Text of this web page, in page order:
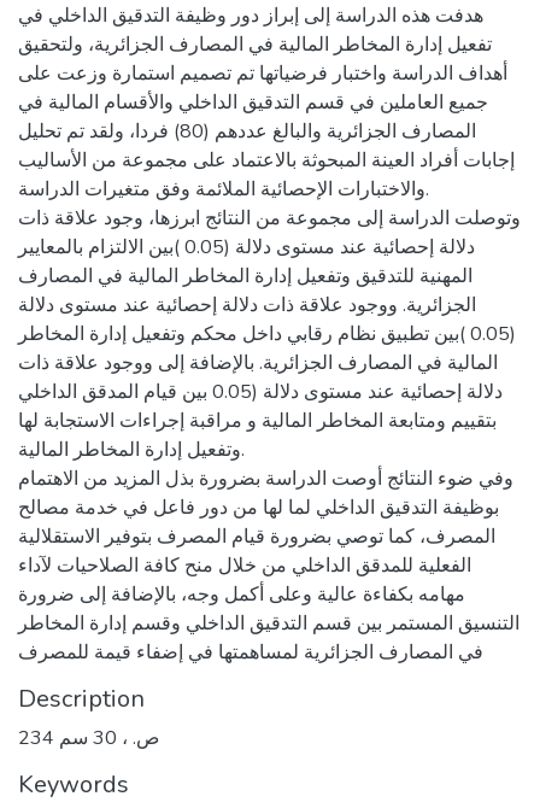
هدفت هذه الدراسة إلى إبراز دور وظيفة التدقيق الداخلي في
تفعيل إدارة المخاطر المالية في المصارف الجزائرية، ولتحقيق
أهداف الدراسة واختبار فرضياتها تم تصميم استمارة وزعت على
جميع العاملين في قسم التدقيق الداخلي والأقسام المالية في
المصارف الجزائرية والبالغ عددهم (80) فردا، ولقد تم تحليل
إجابات أفراد العينة المبحوثة بالاعتماد على مجموعة من الأساليب
والاختبارات الإحصائية الملائمة وفق متغيرات الدراسة.
وتوصلت الدراسة إلى مجموعة من النتائج ابرزها، وجود علاقة ذات
دلالة إحصائية عند مستوى دلالة (0.05 )بين الالتزام بالمعايير
المهنية للتدقيق وتفعيل إدارة المخاطر المالية في المصارف
الجزائرية. ووجود علاقة ذات دلالة إحصائية عند مستوى دلالة
(0.05 )بين تطبيق نظام رقابي داخل محكم وتفعيل إدارة المخاطر
المالية في المصارف الجزائرية. بالإضافة إلى ووجود علاقة ذات
دلالة إحصائية عند مستوى دلالة (0.05 بين قيام المدقق الداخلي
بتقييم ومتابعة المخاطر المالية و مراقبة إجراءات الاستجابة لها
وتفعيل إدارة المخاطر المالية.
وفي ضوء النتائج أوصت الدراسة بضرورة بذل المزيد من الاهتمام
بوظيفة التدقيق الداخلي لما لها من دور فاعل في خدمة مصالح
المصرف، كما توصي بضرورة قيام المصرف بتوفير الاستقلالية
الفعلية للمدقق الداخلي من خلال منح كافة الصلاحيات لآداء
مهامه بكفاءة عالية وعلى أكمل وجه، بالإضافة إلى ضرورة
التنسيق المستمر بين قسم التدقيق الداخلي وقسم إدارة المخاطر
في المصارف الجزائرية لمساهمتها في إضفاء قيمة للمصرف
Description
234 ص. ، 30 سم
Keywords